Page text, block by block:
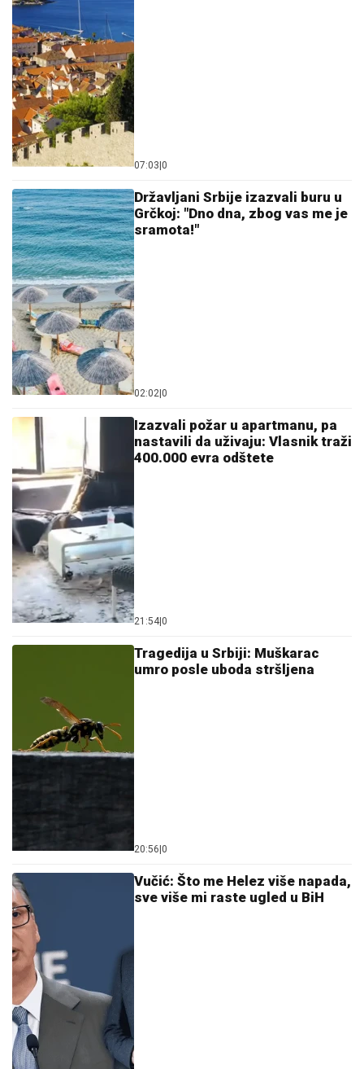
07:03 0
Državljani Srbije izazvali buru u
Grčkoj: "Dno dna, zbog vas me je
sramota!"
02:02 0
Izazvali požar u apartmanu, pa
nastavili da uživaju: Vlasnik traži
400.000 evra odštete
21:54 0
Tragedija u Srbiji: Muškarac
umro posle uboda stršljena
20:56 0
Vučić: Što me Helez više napada,
sve više mi raste ugled u BiH